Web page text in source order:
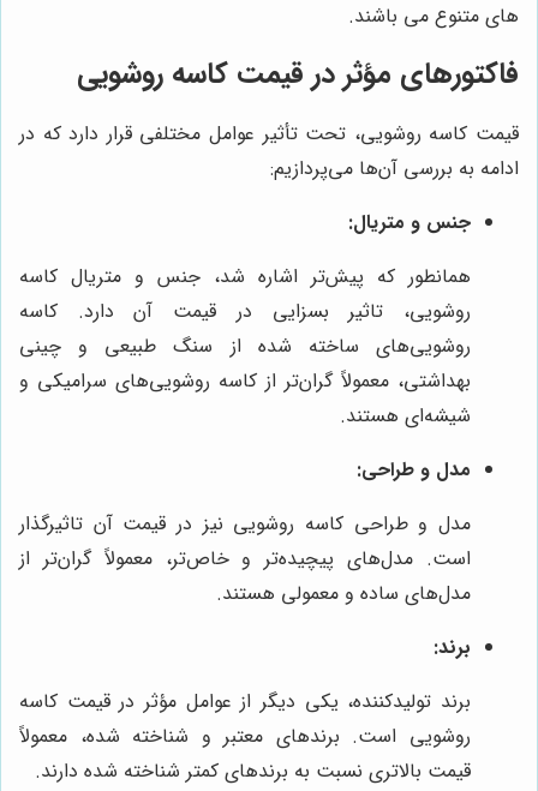
های متنوع می باشند.
فاکتورهای مؤثر در قیمت کاسه روشویی
قیمت کاسه روشویی، تحت تأثیر عوامل مختلفی قرار دارد که در
ادامه به بررسی آن‌ها می‌پردازیم:
جنس و متریال:
همانطور که پیش‌تر اشاره شد، جنس و متریال کاسه
روشویی، تاثیر بسزایی در قیمت آن دارد. کاسه
روشویی‌های ساخته شده از سنگ طبیعی و چینی
بهداشتی، معمولاً گران‌تر از کاسه روشویی‌های سرامیکی و
شیشه‌ای هستند.
مدل و طراحی:
مدل و طراحی کاسه روشویی نیز در قیمت آن تاثیرگذار
است. مدل‌های پیچیده‌تر و خاص‌تر، معمولاً گران‌تر از
مدل‌های ساده و معمولی هستند.
برند:
برند تولیدکننده، یکی دیگر از عوامل مؤثر در قیمت کاسه
روشویی است. برندهای معتبر و شناخته شده، معمولاً
قیمت بالاتری نسبت به برندهای کمتر شناخته شده دارند.